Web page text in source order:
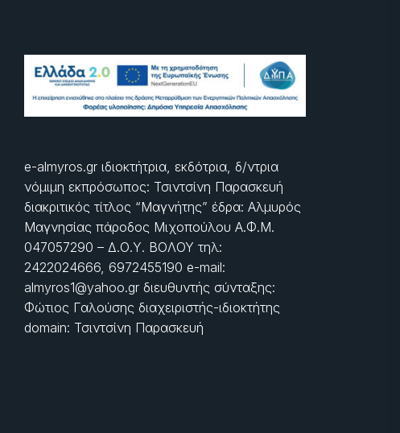
e-almyros.gr ιδιοκτήτρια, εκδότρια, δ/ντρια
νόμιμη εκπρόσωπος: Τσιντσίνη Παρασκευή
διακριτικός τίτλος “Μαγνήτης” έδρα: Αλμυρός
Μαγνησίας πάροδος Μιχοπούλου Α.Φ.Μ.
047057290 – Δ.Ο.Υ. ΒΟΛΟΥ τηλ:
2422024666, 6972455190 e-mail:
almyros1@yahoo.gr διευθυντής σύνταξης:
Φώτιος Γαλούσης διαχειριστής-ιδιοκτήτης
domain: Τσιντσίνη Παρασκευή